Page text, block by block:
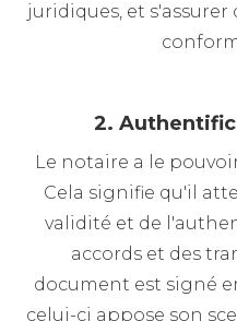
juridiques, et
2.
Le notaire a le
Cela signifie qu'il
validité et de
accords et des
document est signé
celui-ci appose son